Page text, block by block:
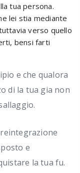
tua persona.
lei stia mediante
verso quello
bensi farti
e che qualora
di la tua gia non
e
la tua fu.